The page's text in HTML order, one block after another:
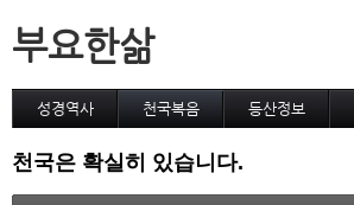
부요한삶
성경역사 천국복음 등산정보
천국은 확실히 있습니다.